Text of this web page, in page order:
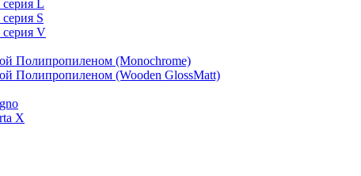
L
S
V
Полипропиленом (Monochrome)
Полипропиленом (Wooden GlossMatt)
X